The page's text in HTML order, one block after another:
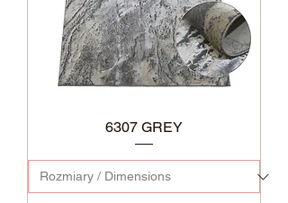
6307 GREY